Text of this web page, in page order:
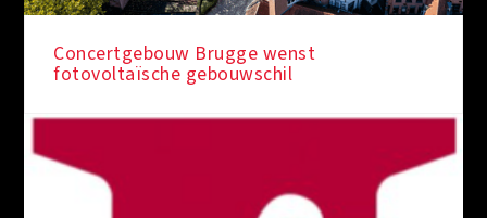
Concertgebouw Brugge wenst
fotovoltaïsche gebouwschil